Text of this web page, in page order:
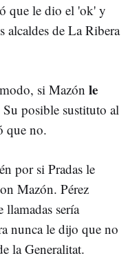
que le dio el 'ok' y
alcaldes de La Ribera
si Mazón le
Su posible sustituto al
que no.
por si Pradas le
Mazón. Pérez
llamadas sería
nunca le dijo que no
la Generalitat.